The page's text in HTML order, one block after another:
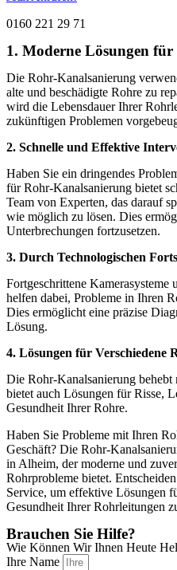
0160 221 29 71
1. Moderne Lösungen
Die Rohr-Kanalsanierung
alte und beschädigte Rohre zu
wird die Lebensdauer Ihrer
zukünftigen Problemen
2. Schnelle und Effektive
Haben Sie ein dringendes
für Rohr-Kanalsanierung bietet
Team von Experten, das darauf
wie möglich zu lösen. Dies
Unterbrechungen fortzusetzen.
3. Durch Technologischen
Fortgeschrittene Kamerasysteme
helfen dabei, Probleme in Ihren
Dies ermöglicht eine präzise
Lösung.
4. Lösungen für Verschiedene
Die Rohr-Kanalsanierung
bietet auch Lösungen für Risse,
Gesundheit Ihrer Rohre.
Haben Sie Probleme mit Ihren
Geschäft? Die Rohr-
in Alheim, der moderne und
Rohrprobleme bietet.
Service, um effektive Lösungen
Gesundheit Ihrer Rohrleitungen
Brauchen Sie Hilfe?
Wie Können Wir Ihnen Heute
Ihre Name